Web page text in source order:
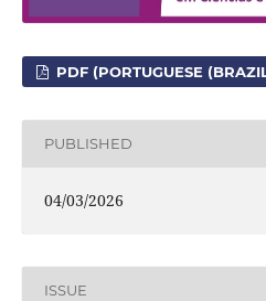
PDF (PORTUGUESE
PUBLISHED
04/03/2026
ISSUE